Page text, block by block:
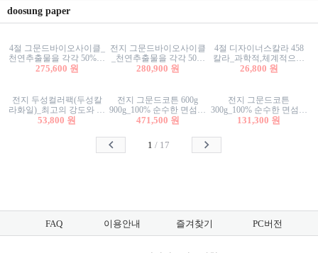
doosung paper
4절 그문드바이오사이클_
천연추출물을 각각 50%이
상 함유한 친환경그래픽
275,600 원
전지 그문드바이오사이클
_천연추출물을 각각 50%
이상 함유한 친환경그래
280,900 원
4절 디자이너스칼라 458
칼라_과학적,체계적으로
분류된 200색을 갖춘 색지
26,800 원
전지 두성컬러팩(두성칼
라화일)_최고의 강도와 평
활성을 지닌 다양한 컬러
53,800 원
전지 그문드코튼 600g
900g_100% 순수한 면섬유
로 만든 친환경프리미엄
471,500 원
전지 그문드코튼
300g_100% 순수한 면섬유
로 만든 친환경프리미엄
131,300 원
1 / 17
FAQ 이용안내 즐겨찾기 PC버전